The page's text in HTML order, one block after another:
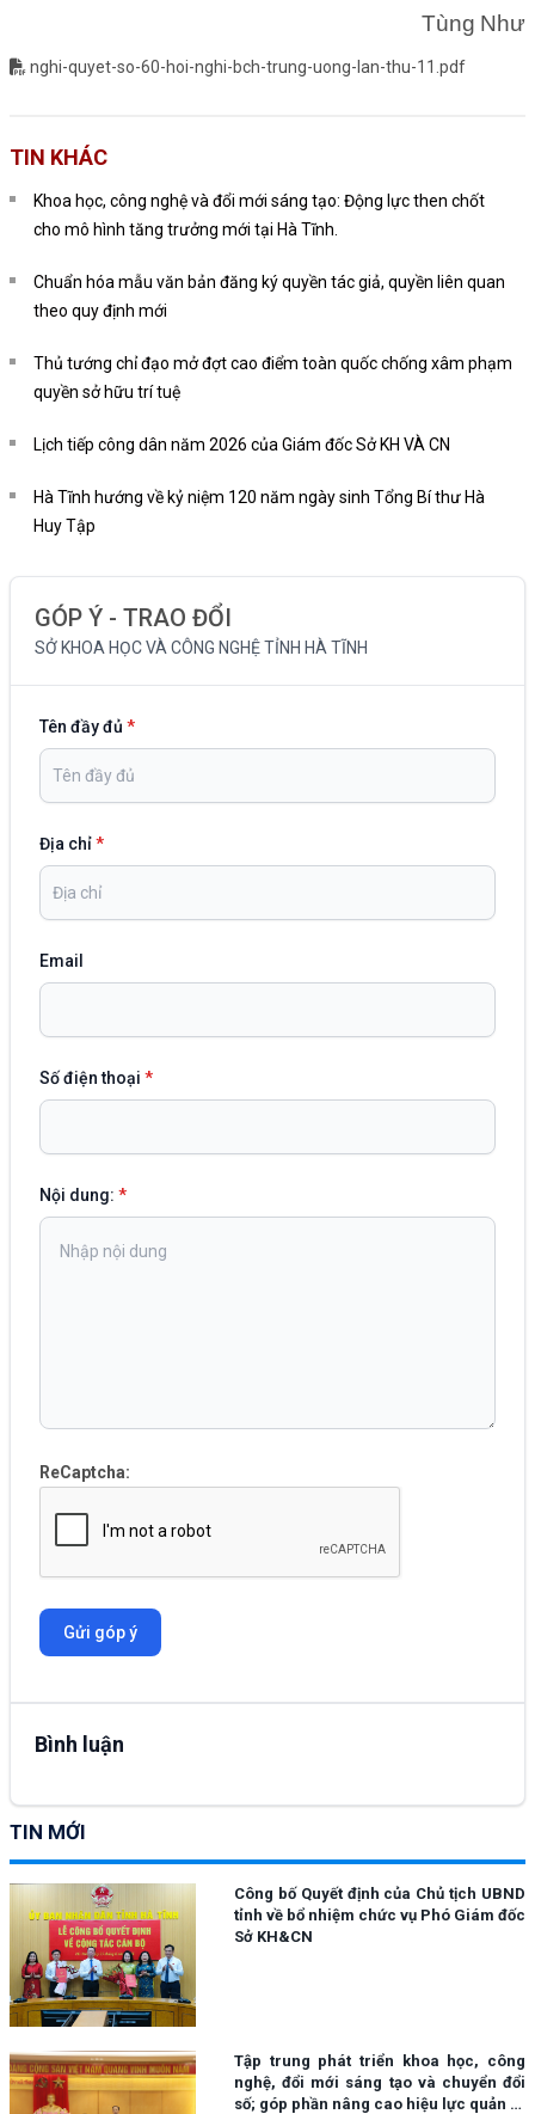
Tùng Như
nghi-quyet-so-60-hoi-nghi-bch-trung-uong-lan-thu-11.pdf
TIN KHÁC
Khoa học, công nghệ và đổi mới sáng tạo: Động lực then chốt
cho mô hình tăng trưởng mới tại Hà Tĩnh.
Chuẩn hóa mẫu văn bản đăng ký quyền tác giả, quyền liên quan
theo quy định mới
Thủ tướng chỉ đạo mở đợt cao điểm toàn quốc chống xâm phạm
quyền sở hữu trí tuệ
Lịch tiếp công dân năm 2026 của Giám đốc Sở KH VÀ CN
Hà Tĩnh hướng về kỷ niệm 120 năm ngày sinh Tổng Bí thư Hà
Huy Tập
GÓP Ý - TRAO ĐỔI
SỞ KHOA HỌC VÀ CÔNG NGHỆ TỈNH HÀ TĨNH
Tên đầy đủ *
Địa chỉ*
Email
Số điện thoại *
Nội dung: *
ReCaptcha:
Gửi góp ý
Bình luận
TIN MỚI
Công bố Quyết định của Chủ tịch UBND
tỉnh về bổ nhiệm chức vụ Phó Giám đốc
Sở KH&CN
Tập trung phát triển khoa học, công
nghệ, đổi mới sáng tạo và chuyển đổi
số; góp phần nâng cao hiệu lực quản trị